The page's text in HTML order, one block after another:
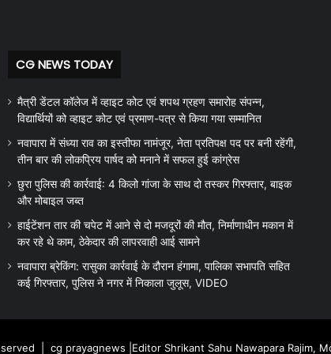
CG NEWS TODAY
मैत्री डेंटल कॉलेज में व्हाइट कोट एवं शपथ ग्रहण समारोह संपन्न,
विद्यार्थियों को व्हाइट कोट एवं प्रमाण-पत्र से किया गया सम्मानित
नवापारा में संध्या राव का इस्तीफा नामंजूर, नेता प्रतिपक्ष पद पर बनी रहेंगी,
तीन बार की लोकप्रिय पार्षद को मनाने में सफल हुई कांग्रेस
छुरा पुलिस की कार्रवाई: 4 किलो गांजा के साथ दो तस्कर गिरफ्तार, बाइक
और मोबाइल जब्त
हाईटेंशन तार की चपेट में आने से दो मजदूरों की मौत, निर्माणाधीन मकान में
कर रहे थे काम, ठेकेदार की लापरवाही आई सामने
नवापारा ब्रेकिंग: रासुका कार्रवाई के दौरान हंगामा, पालिका सभापति सहित
कई गिरफ्तार, पुलिस ने नगर में निकाला जुलूस, VIDEO
| cg prayagnews |Editor Shrikant Sahu Nawapara Rajim,